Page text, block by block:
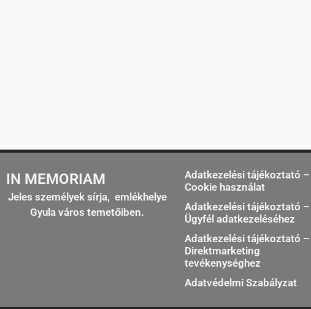
IN MEMORIAM
Jeles személyek sírja, emlékhelye
Gyula város temetőiben.
Adatkezelési tájékoztató –
Cookie használat
Adatkezelési tájékoztató –
Ügyfél adatkezeléséhez
Adatkezelési tájékoztató –
Direktmarketing
tevékenységhez
Adatvédelmi Szabályzat